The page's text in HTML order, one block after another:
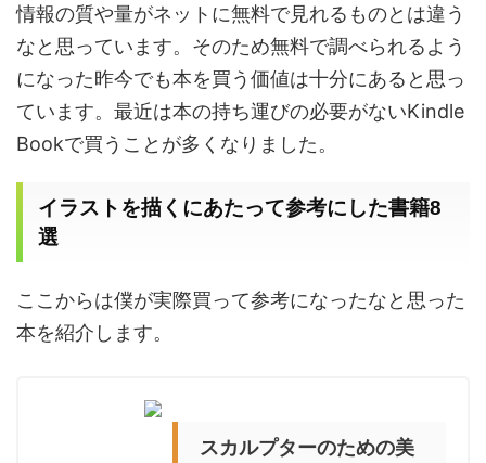
情報の質や量がネットに無料で見れるものとは違う
なと思っています。そのため無料で調べられるよう
になった昨今でも本を買う価値は十分にあると思っ
ています。 最近は本の持ち運びの必要がないKindle
Bookで買うことが多くなりました。
イラストを描くにあたって参考にした書籍8
選
ここからは僕が実際買って参考になったなと思った
本を紹介します。
スカルプターのための美